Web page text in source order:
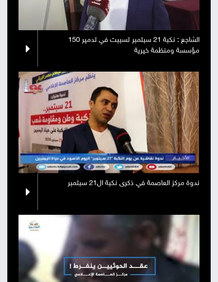
الشاجع : نكبة 21 سبتمبر تسببت في تدمير 150
مؤسسة ومنظمة خيرية
ندوة مركز العاصمة في ذكرى نكبة ال21 سبتمبر